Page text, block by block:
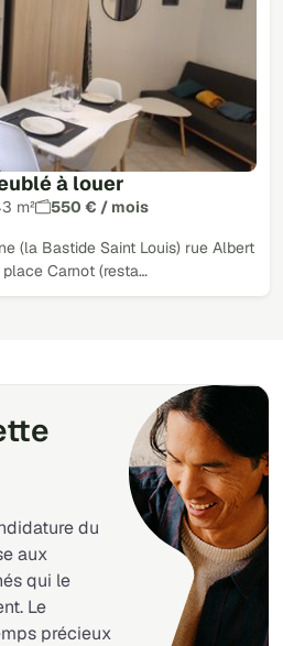
à louer
m² 550 € / mois
(la Bastide Saint Louis) rue Albert
Carnot (resta…
du
aux
qui le
Le
précieux